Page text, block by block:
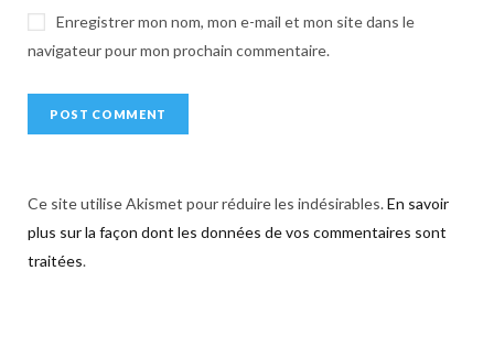
Enregistrer mon nom, mon e-mail et mon site dans le
navigateur pour mon prochain commentaire.
Ce site utilise Akismet pour réduire les indésirables.En savoir
plus sur la façon dont les données de vos commentaires sont
traitées.